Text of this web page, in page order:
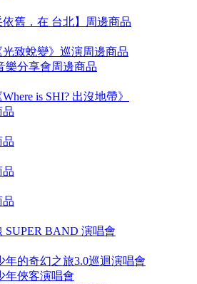
依舊．在 台北】周邊商品
光致蛻變》巡演周邊商品
樂分享會周邊商品
is SHI? 出沒地帶》
品
品
品
品
SUPER BAND 演唱會
年的奇幻之旅3.0巡迴演唱會
年俠客演唱會